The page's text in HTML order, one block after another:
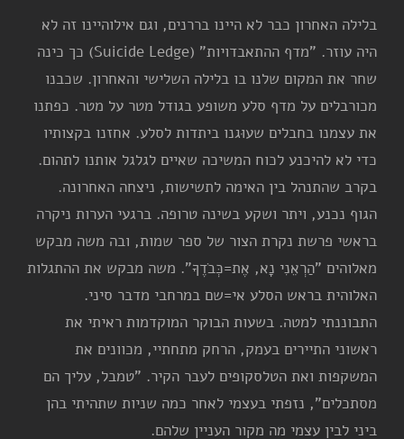
בלילה האחרון כבר לא היינו בררנים, וגם אילוהיינו זה לא
היה עוזר. "מדף ההתאבדויות" (Suicide Ledge) כך כינה
שחר את המקום שלנו בו בלילה השלישי והאחרון. שכבנו
מכורבלים על מדף סלע משופע בגודל מטר על מטר. כפתנו
את עצמנו בחבלים שעוּגנו ביתדות לסלע. אחזנו בקצותיו
כדי לא להיכנע לכוח המשיכה שאיים לגלגל אותנו לתהום.
בקרב שהתנהל בין האימה לתשישות, ניצחה האחרונה.
הגוף נכנע, ויתר ושקע בשינה טרופה. ברגעי הערות ניקרה
בראשי פרשת נקרת הצור של ספר שמות, ובה משה מבקש
מאלוהים "הַרְאֵנִי נָא, אֶת=כְּבֹדֶךָ". משה מבקש את ההתגלות
האלוהית בראש הסלע אי=שם במרחבי מדבר סיני.
התבוננתי למטה. בשעות הבוקר המוקדמות ראיתי את
ראשוני התיירים בעמק, הרחק מתחתיי, מכוונים את
המשקפות ואת הטלסקופים לעבר הקיר. "טמבל, עליך הם
מסתכלים", נזפתי בעצמי לאחר כמה שניות שתהיתי בהן
ביני לבין עצמי מה מקור העניין שלהם.